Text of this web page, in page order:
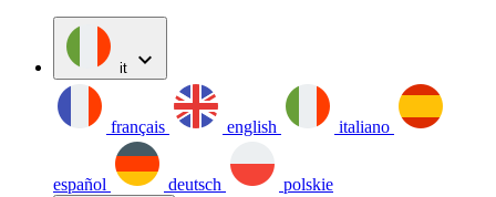
it expand_more
français english italiano
español deutsch polskie